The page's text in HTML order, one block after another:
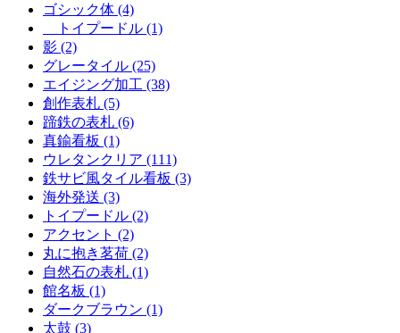
ゴシック体 (4)
トイプードル (1)
影 (2)
グレータイル (25)
エイジング加工 (38)
創作表札 (5)
蹄鉄の表札 (6)
真鍮看板 (1)
ウレタンクリア (111)
鉄サビ風タイル看板 (3)
海外発送 (3)
トイプードル (2)
アクセント (2)
丸に抱き茗荷 (2)
自然石の表札 (1)
館名板 (1)
ダークブラウン (1)
太鼓 (3)